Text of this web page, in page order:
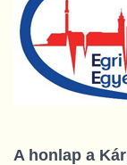
A honlap a